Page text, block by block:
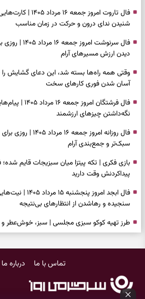
فال تاروت امروز
شنیدن ندای درون و حرکت در زمان مناسب
فال سرنوشت
دیدن ارزش مسیرهای آرام
وقتی همه راه‌ها بسته شد، این دعای گشایش را
آسان شدن فوری کارهای سخت
فال فرشتگان
نگه‌داشتن چیزهای ارزشمند
فال روزانه امروز
سبک‌تر و جمع‌بندی آرام
پیداکردنش وقت دارید
فال ابجد امروز
سنجیده و رهاشدن از انتظارهای بی‌نتیجه
طرز تهیه کوکو سبزی مجلسی | سبز، خوش‌عطر
باارزش‌ترین چیز زندگی‌تان را نشان می‌دهد
تماس با ما درباره ما